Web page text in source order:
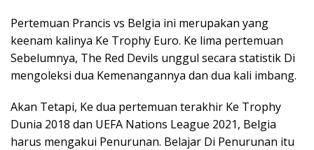
Pertemuan Prancis vs Belgia ini merupakan yang
keenam kalinya Ke Trophy Euro. Ke lima pertemuan
Sebelumnya, The Red Devils unggul secara statistik Di
mengoleksi dua Kemenangannya dan dua kali imbang.
Akan Tetapi, Ke dua pertemuan terakhir Ke Trophy
Dunia 2018 dan UEFA Nations League 2021, Belgia
harus mengakui Penurunan. Belajar Di Penurunan itu